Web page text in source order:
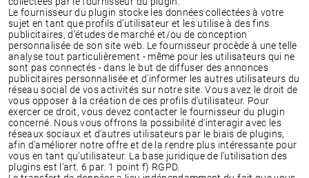
Le fournisseur du plugin stocke les données collectées à votre
sujet en tant que profils d’utilisateur et les utilise à des fins
publicitaires, d’études de marché et/ou de conception
personnalisée de son site web. Le fournisseur procède à une telle
analyse tout particulièrement - même pour les utilisateurs qui ne
sont pas connectés - dans le but de diffuser des annonces
publicitaires personnalisée et d'informer les autres utilisateurs du
réseau social de vos activités sur notre site. Vous avez le droit de
vous opposer à la création de ces profils d'utilisateur. Pour
exercer ce droit, vous devez contacter le fournisseur du plugin
concerné. Nous vous offrons la possibilité d'interagir avec les
réseaux sociaux et d'autres utilisateurs par le biais de plugins,
afin d'améliorer notre offre et de la rendre plus intéressante pour
vous en tant qu'utilisateur. La base juridique de l'utilisation des
plugins est l'art. 6 par. 1 point f) RGPD.